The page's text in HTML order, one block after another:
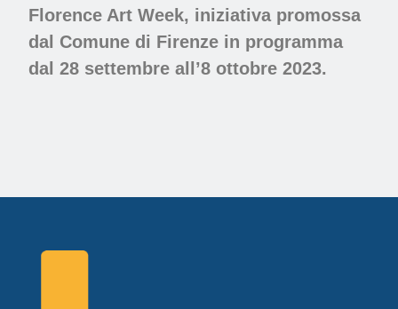
Florence Art Week, iniziativa promossa
dal Comune di Firenze in programma
dal 28 settembre all’8 ottobre 2023.